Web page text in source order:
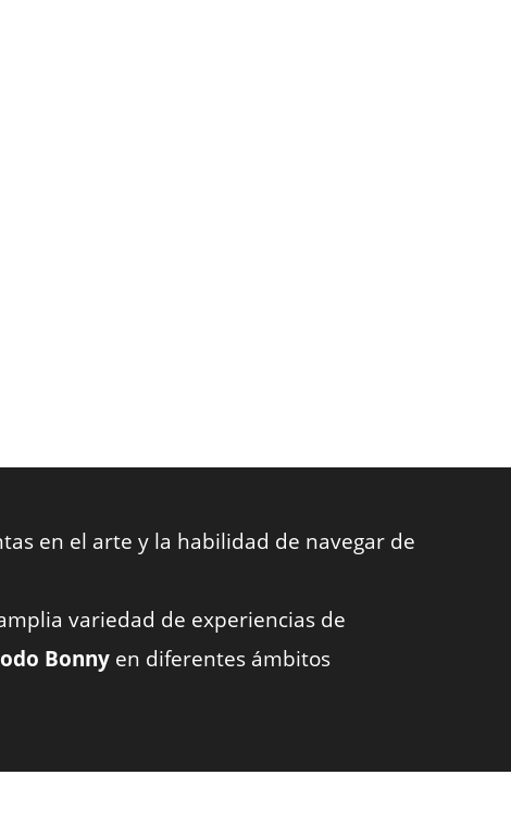
en el arte y la habilidad de navegar de
variedad de experiencias de
Bonny en diferentes ámbitos